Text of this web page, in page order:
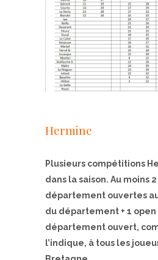
Hermine
Plusieurs compétitions
dans la saison. Au moins
département ouvertes
du département + 1 open
département ouvert,
l’indique, à tous les